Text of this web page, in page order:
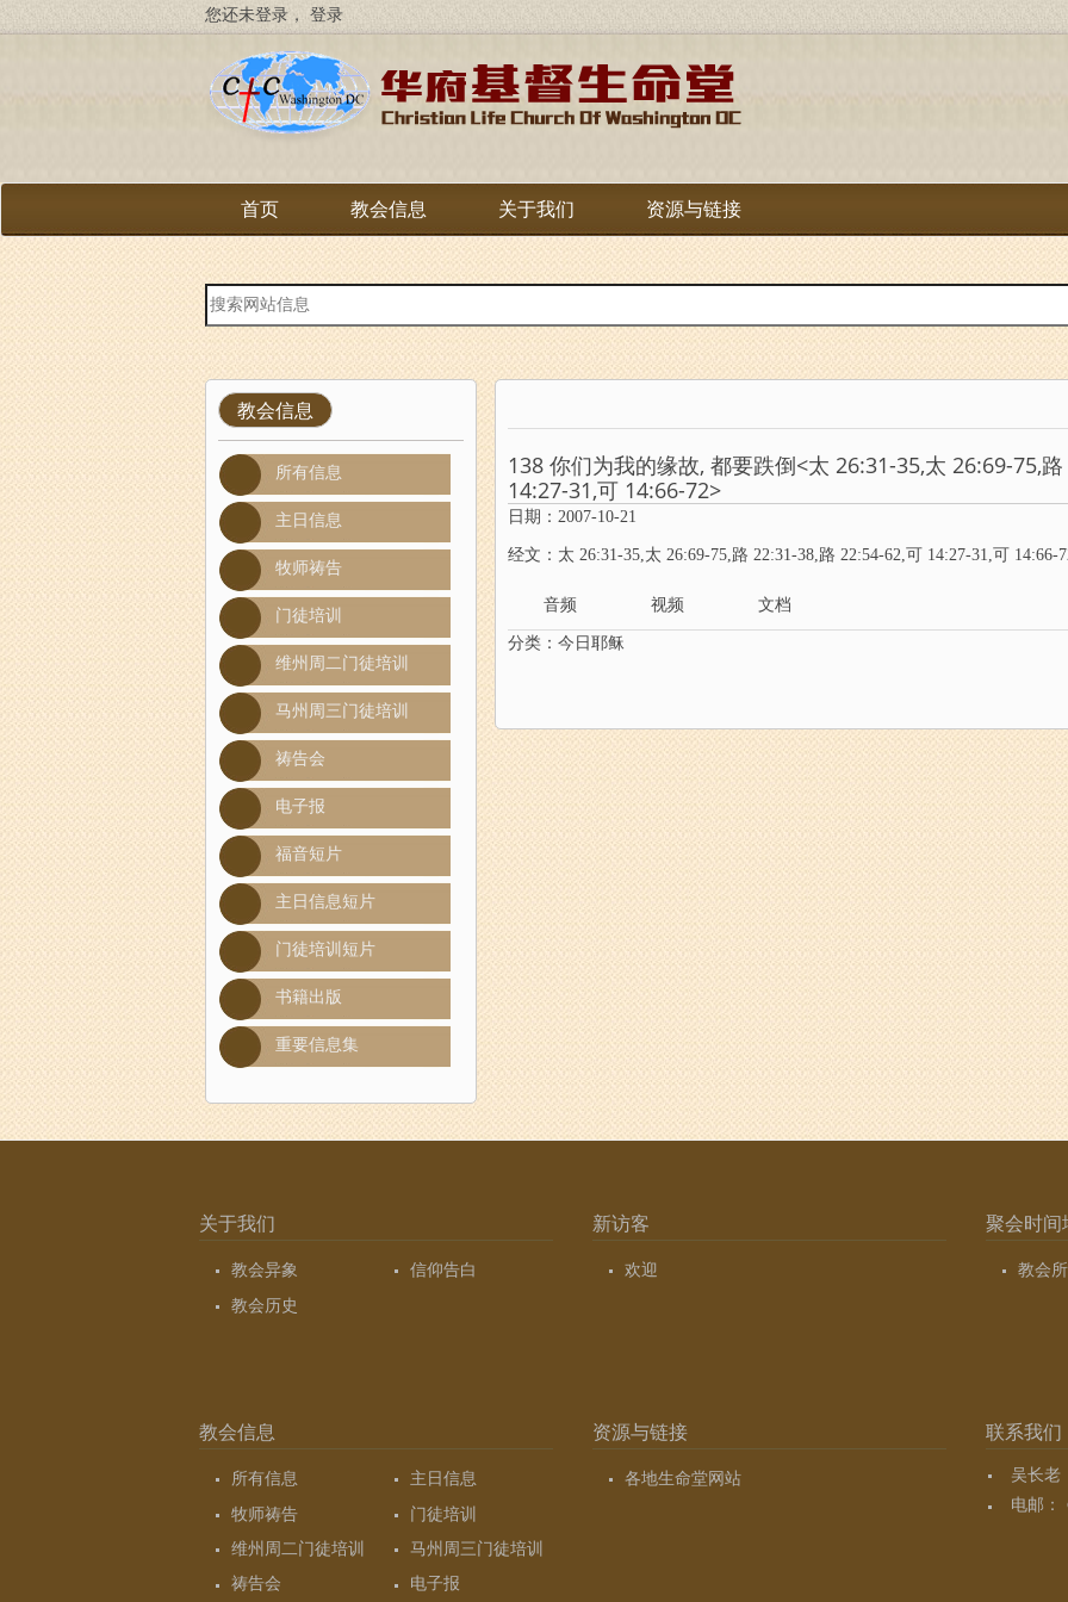
转
您还未登录， 登录
首页 教会信息 关于我们 资源与链接
站
内
搜
索
教会信息
所有信息
主日信息
牧师祷告
门徒培训
维州周二门徒培训
马州周三门徒培训
祷告会
电子报
福音短片
主日信息短片
门徒培训短片
书籍出版
重要信息集
138 你们为我的缘故, 都要跌倒<太 26:31-35,太 26:69-75,
14:27-31,可 14:66-72>
日期：2007-10-21
经文：太 26:31-35,太 26:69-75,路 22:31-38,路 22:54-62,可 14:27-31,可 14:66-
音频 视频 文档
分类： 今日耶稣
关于我们
教会异象
信仰告白
教会历史
新访客
欢迎
聚会时间
教会
教会信息
所有信息
主日信息
牧师祷告
门徒培训
维州周二门徒培训
马州周三门徒培训
祷告会
电子报
资源与链接
各地生命堂网站
联系我们
吴长老
电邮：